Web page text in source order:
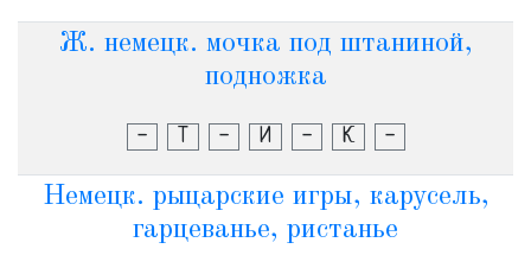
Ж. немецк. мочка под штаниной,
подножка
- Т - И - К -
Немецк. рыцарские игры, карусель,
гарцеванье, ристанье